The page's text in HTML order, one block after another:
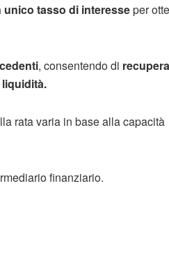
unico tasso di interesseper
, consentendo di
rata varia in base alla capacità
finanziario.